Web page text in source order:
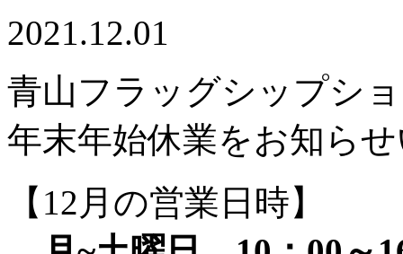
2021.12.01
青山フラッグシップシ
年末年始休業をお知ら
【12月の営業日時】